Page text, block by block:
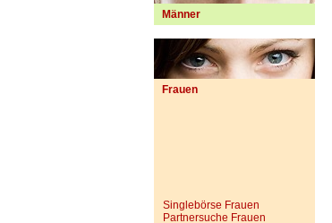
Männer
Frauen
Singlebörse Frauen
Partnersuche Frauen